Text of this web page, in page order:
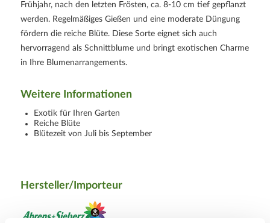
Frühjahr, nach den letzten Frösten, ca. 8-10 cm tief gepflanzt
werden. Regelmäßiges Gießen und eine moderate Düngung
fördern die reiche Blüte. Diese Sorte eignet sich auch
hervorragend als Schnittblume und bringt exotischen Charme
in Ihre Blumenarrangements.
Weitere Informationen
Exotik für Ihren Garten
Reiche Blüte
Blütezeit von Juli bis September
Hersteller/Importeur